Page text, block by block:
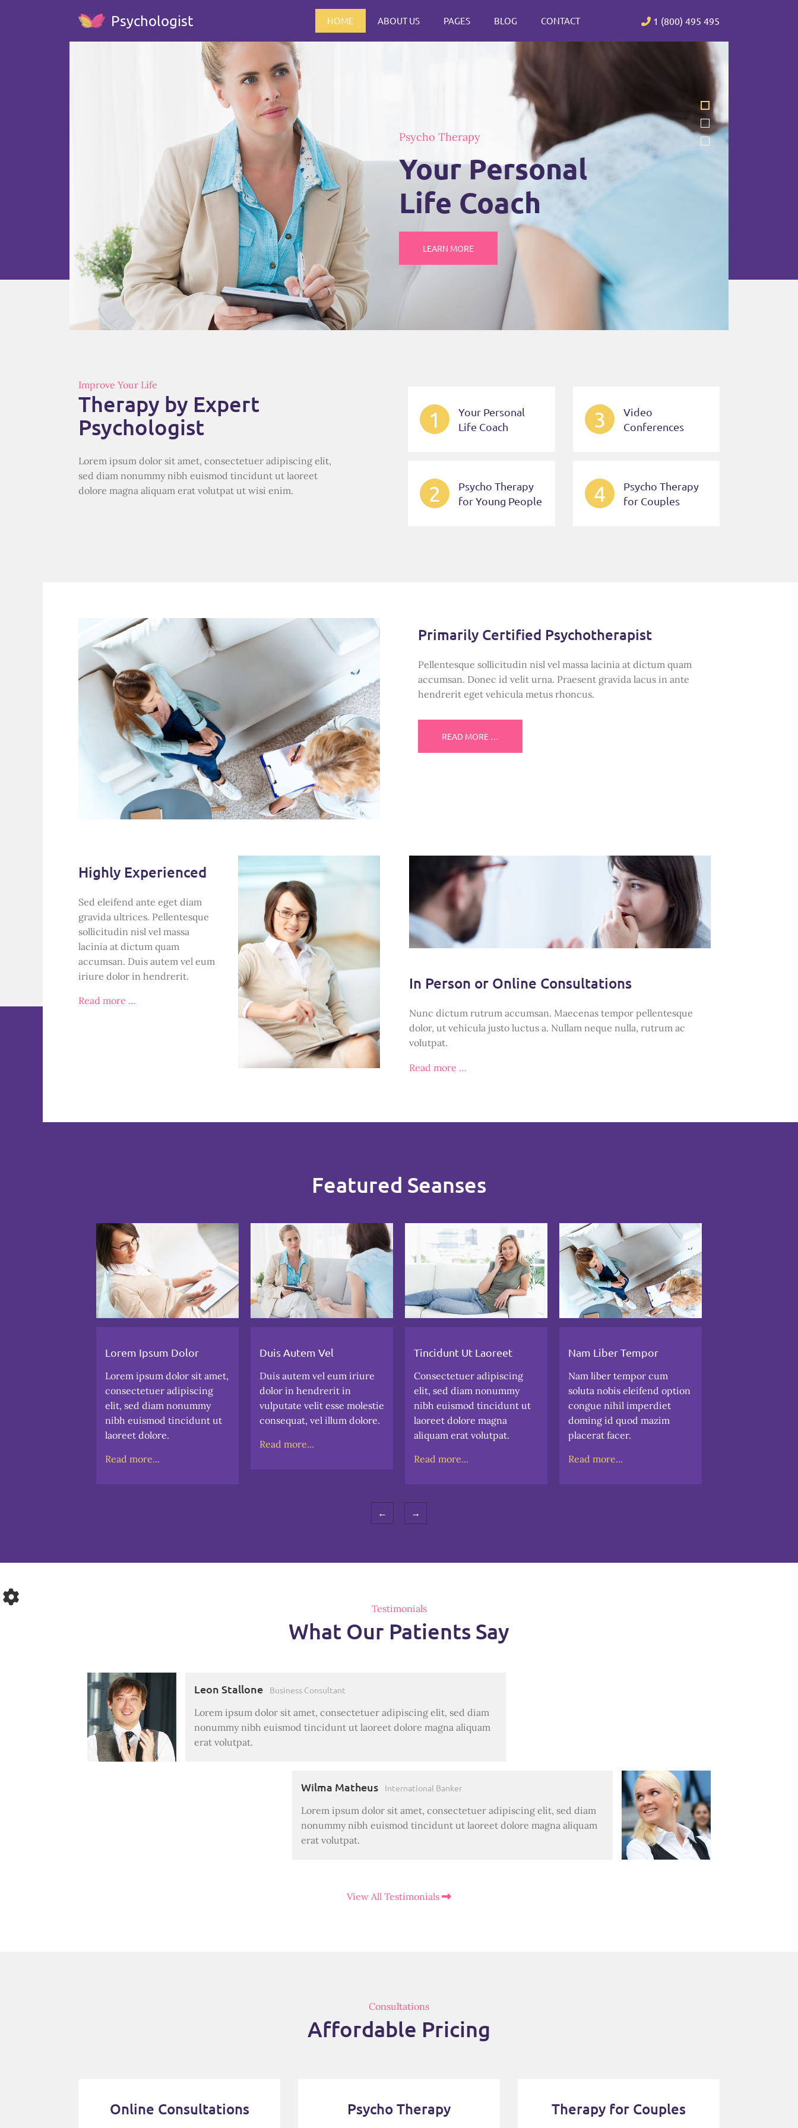
Psychologist HOME ABOUT US PAGES BLOG CONTACT 1 (800) 495 495
Psycho Therapy
Your Personal
Life Coach
LEARN MORE
Improve Your Life
Therapy by Expert
Psychologist
Lorem ipsum dolor sit amet, consectetuer adipiscing elit,
sed diam nonummy nibh euismod tincidunt ut laoreet
dolore magna aliquam erat volutpat ut wisi enim.
1
Your Personal
Life Coach
2
Psycho Therapy
for Young People
3
Video
Conferences
4
Psycho Therapy
for Couples
Primarily Certified Psychotherapist
Pellentesque sollicitudin nisl vel massa lacinia at dictum quam
accumsan. Donec id velit urna. Praesent gravida lacus in ante
hendrerit eget vehicula metus rhoncus.
READ MORE …
Highly Experienced
Sed eleifend ante eget diam
gravida ultrices. Pellentesque
sollicitudin nisl vel massa
lacinia at dictum quam
accumsan. Duis autem vel eum
iriure dolor in hendrerit.
Read more …
In Person or Online Consultations
Nunc dictum rutrum accumsan. Maecenas tempor pellentesque
dolor, ut vehicula justo luctus a. Nullam neque nulla, rutrum ac
volutpat.
Read more …
Featured Seanses
Lorem Ipsum Dolor
Lorem ipsum dolor sit amet,
consectetuer adipiscing
elit, sed diam nonummy
nibh euismod tincidunt ut
laoreet dolore.
Read more...
Duis Autem Vel
Duis autem vel eum iriure
dolor in hendrerit in
vulputate velit esse molestie
consequat, vel illum dolore.
Read more...
Tincidunt Ut Laoreet
Consectetuer adipiscing
elit, sed diam nonummy
nibh euismod tincidunt ut
laoreet dolore magna
aliquam erat volutpat.
Read more...
Nam Liber Tempor
Nam liber tempor cum
soluta nobis eleifend option
congue nihil imperdiet
doming id quod mazim
placerat facer.
Read more...
← →
Testimonials
What Our Patients Say
Leon Stallone Business Consultant
Lorem ipsum dolor sit amet, consectetuer adipiscing elit, sed diam
nonummy nibh euismod tincidunt ut laoreet dolore magna aliquam
erat volutpat.
Wilma Matheus International Banker
Lorem ipsum dolor sit amet, consectetuer adipiscing elit, sed diam
nonummy nibh euismod tincidunt ut laoreet dolore magna aliquam
erat volutpat.
View All Testimonials
Consultations
Affordable Pricing
Online Consultations Psycho Therapy Therapy for Couples